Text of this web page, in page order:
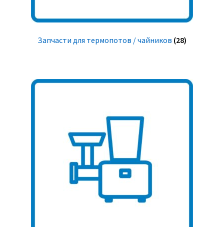
Запчасти для термопотов / чайников (28)